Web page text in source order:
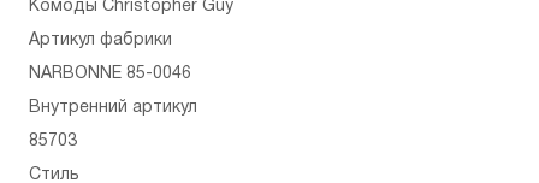
Комоды Christopher Guy
Артикул фабрики
NARBONNE 85-0046
Внутренний артикул
85703
Стиль